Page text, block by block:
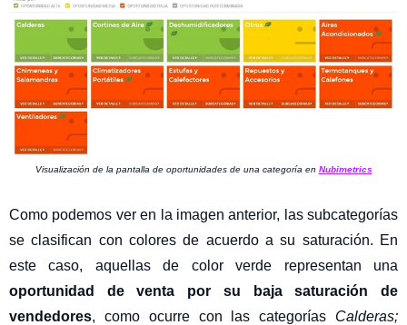
Visualización de la pantalla de oportunidades de una categoría en Nubimetrics
Como podemos ver en la imagen anterior, las subcategorías
se clasifican con colores de acuerdo a su saturación. En
este caso, aquellas de color verde representan una
oportunidad de venta por su baja saturación de
vendedores, como ocurre con las categorías Calderas;